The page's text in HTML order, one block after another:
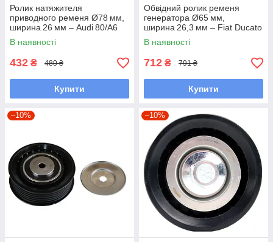
Ролик натяжителя
приводного ременя Ø78 мм,
ширина 26 мм – Audi 80/A6
1.9 TDI (1Z/AHU; 1991–1997)
/ VW Passat 2.0 i (1990–1997)
В наявності
432 ₴ 480 ₴
Купити
Обвідний ролик ременя
генератора Ø65 мм,
ширина 26,3 мм – Fiat Ducato
2.2 JTD (2006–2014) –
Ducato III (2006–2014)
В наявності
712 ₴ 791 ₴
Купити
–10% –10%